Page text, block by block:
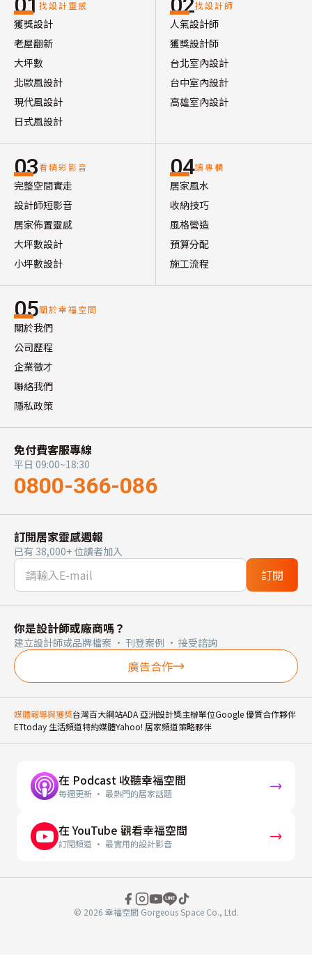
找設計靈感
獲獎設計
老屋翻新
大坪數
北歐風設計
現代風設計
日式風設計
找設計師
人氣設計師
獲獎設計師
台北室內設計
台中室內設計
高雄室內設計
03看精彩影音
完整空間實走
設計師短影音
居家佈置靈感
大坪數設計
小坪數設計
04讀專欄
居家風水
收納技巧
風格營造
預算分配
施工流程
05關於幸福空間
關於我們
公司歷程
企業徵才
聯絡我們
隱私政策
免付費客服專線
平日 09:00~18:30
0800-366-086
訂閱居家靈感週報
已有 38,000+ 位讀者加入
訂閱
你是設計師或廠商嗎？
建立設計師或品牌檔案 · 刊登案例 · 接受諮詢
廣告合作
媒體報導與獲獎台灣百大網站ADA 亞洲設計獎主辦單位Google 優質合作夥伴
ETtoday 生活頻道特約媒體Yahoo! 居家頻道策略夥伴
在 Podcast 收聽幸福空間
每週更新 · 最熱門的居家話題
在 YouTube 觀看幸福空間
訂閱頻道 · 最實用的設計影音
© 2026 幸福空間 Gorgeous Space Co., Ltd.